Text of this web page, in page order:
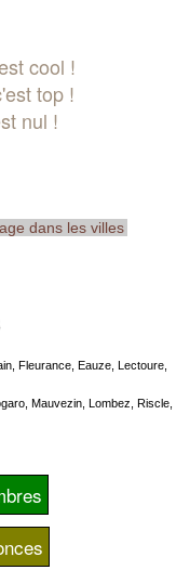
cool !
top !
nul !
dans les villes
Fleurance, Eauze, Lectoure,
Mauvezin, Lombez, Riscle,